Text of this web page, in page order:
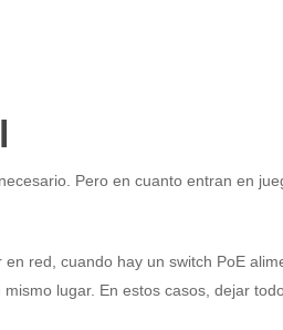
Pero en cuanto entran en
red, cuando hay un switch PoE
lugar. En estos casos, dejar